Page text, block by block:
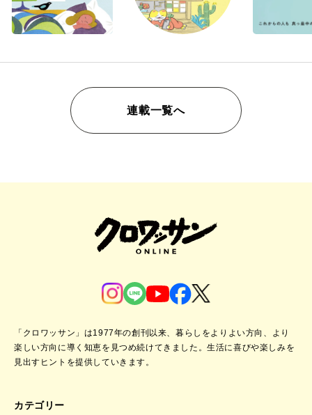
連載一覧へ
「クロワッサン」は1977年の創刊以来、暮らしをよりよい方向、より
楽しい方向に導く知恵を見つめ続けてきました。生活に喜びや楽しみを
見出すヒントを提供していきます。
カテゴリー